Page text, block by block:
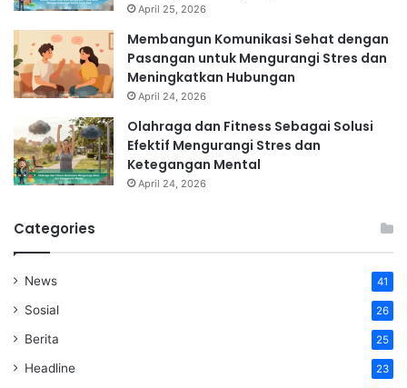
April 25, 2026
Membangun Komunikasi Sehat dengan
Pasangan untuk Mengurangi Stres dan
Meningkatkan Hubungan
April 24, 2026
Olahraga dan Fitness Sebagai Solusi
Efektif Mengurangi Stres dan
Ketegangan Mental
April 24, 2026
Categories
News 41
Sosial 26
Berita 25
Headline 23